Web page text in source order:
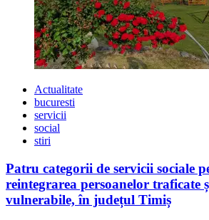
Actualitate
bucuresti
servicii
social
stiri
Patru categorii de servicii sociale
reintegrarea persoanelor traficate
vulnerabile, în județul Timiș